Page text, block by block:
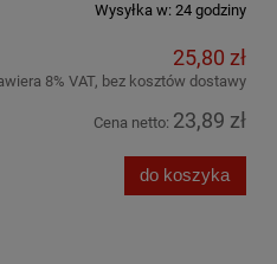
Wysyłka w: 24 godziny
25,80 zł
8% VAT, bez kosztów dostawy
Cena netto: 23,89 zł
do koszyka